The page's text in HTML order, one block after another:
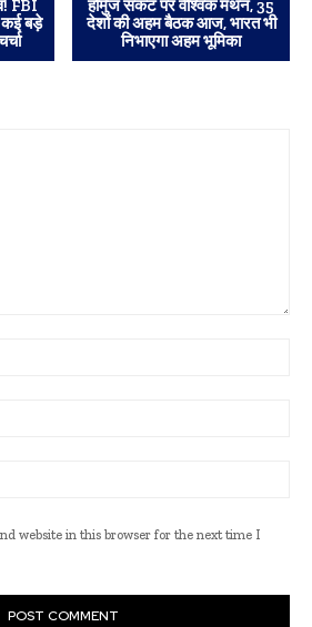
FBI
बड़े
होर्मुज संकट पर वैश्विक मंथन, 35
देशों की अहम बैठक आज, भारत भी
निभाएगा अहम भूमिका
website in this browser for the next time I